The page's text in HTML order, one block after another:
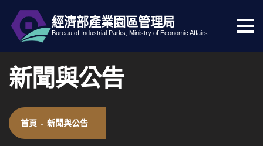
跳到主要內容
網站導覽
經濟部產業園區管理局
Bureau of Industrial Parks, Ministry of Economic Affairs
選
單
新聞與公告
首頁 - 新聞與公告